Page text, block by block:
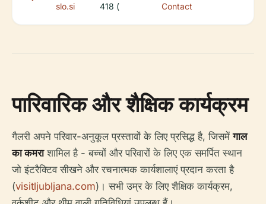
slo.si
418 (
Contact
पारिवारिक और शैक्षिक कार्यक्रम
गैलरी अपने परिवार-अनुकूल प्रस्तावों के लिए प्रसिद्ध है, जिसमेंगाल
का कमराशामिल है - बच्चों और परिवारों के लिए एक समर्पित स्थान
जो इंटरैक्टिव सीखने और रचनात्मक कार्यशालाएं प्रदान करता है
(visitljubljana.com)। सभी उम्र के लिए शैक्षिक कार्यक्रम,